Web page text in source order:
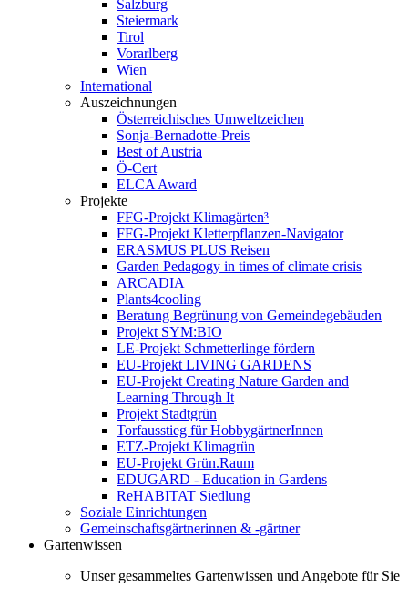
Salzburg
Steiermark
Tirol
Vorarlberg
Wien
International
Auszeichnungen
Österreichisches Umweltzeichen
Sonja-Bernadotte-Preis
Best of Austria
Ö-Cert
ELCA Award
Projekte
FFG-Projekt Klimagärten³
FFG-Projekt Kletterpflanzen-Navigator
ERASMUS PLUS Reisen
Garden Pedagogy in times of climate crisis
ARCADIA
Plants4cooling
Beratung Begrünung von Gemeindegebäuden
Projekt SYM:BIO
LE-Projekt Schmetterlinge fördern
EU-Projekt LIVING GARDENS
EU-Projekt Creating Nature Garden and
Learning Through It
Projekt Stadtgrün
Torfausstieg für HobbygärtnerInnen
ETZ-Projekt Klimagrün
EU-Projekt Grün.Raum
EDUGARD - Education in Gardens
ReHABITAT Siedlung
Soziale Einrichtungen
Gemeinschaftsgärtnerinnen & -gärtner
Gartenwissen
Unser gesammeltes Gartenwissen und Angebote für Sie